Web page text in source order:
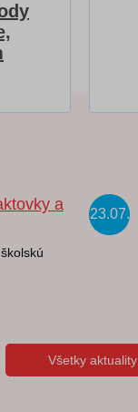
a
23.07.
Všetky aktuality